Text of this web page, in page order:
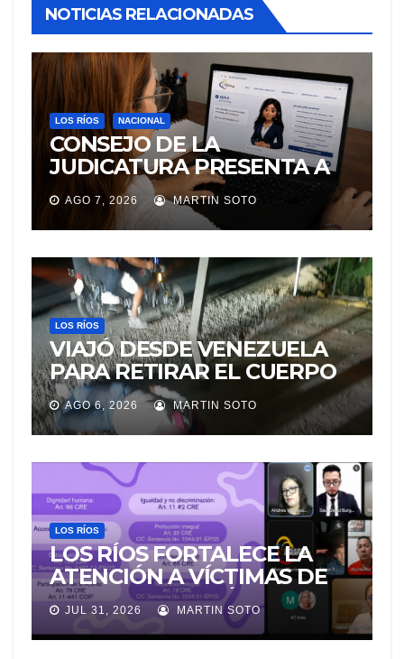
NOTICIAS RELACIONADAS
LOS RÍOS NACIONAL
CONSEJO DE LA
JUDICATURA PRESENTA A
«Adila», LA ASISTENTE
VIRTUAL QUE ORIENTA A LA
CIUDADANÍA SOBRE
TRÁMITES JUDICIALES
AGO 7, 2026 MARTIN SOTO
LOS RÍOS
VIAJÓ DESDE VENEZUELA
PARA RETIRAR EL CUERPO
DE SU MARIDO QUE
PERMANECIÓ SEIS DÍAS EN
LA MORGUE
AGO 6, 2026 MARTIN SOTO
LOS RÍOS
LOS RÍOS FORTALECE LA
ATENCIÓN A VÍCTIMAS DE
VIOLENCIA DE GÉNERO
PARA EVITAR LA
REVICTIMIZACIÓN
JUL 31, 2026 MARTIN SOTO